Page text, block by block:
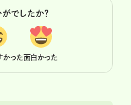
でしたか？
かった面白かった